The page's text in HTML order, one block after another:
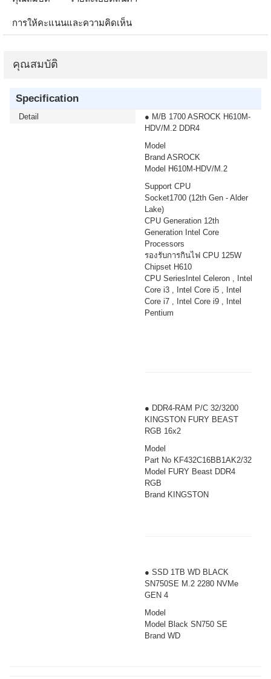
การให้คะแนนและความคิดเห็น
คุณสมบัติ
Specification
Detail
● M/B 1700 ASROCK H610M-
HDV/M.2 DDR4
Model
Brand ASROCK
Model H610M-HDV/M.2
Support CPU
Socket1700 (12th Gen - Alder
Lake)
CPU Generation 12th
Generation Intel Core
Processors
รองรับการกินไฟ CPU 125W
Chipset H610
CPU SeriesIntel Celeron , Intel
Core i3 , Intel Core i5 , Intel
Core i7 , Intel Core i9 , Intel
Pentium
● DDR4-RAM P/C 32/3200
KINGSTON FURY BEAST
RGB 16x2
Model
Part No KF432C16BB1AK2/32
Model FURY Beast DDR4
RGB
Brand KINGSTON
● SSD 1TB WD BLACK
SN750SE M.2 2280 NVMe
GEN 4 ​
Model
Model Black SN750 SE
Brand WD